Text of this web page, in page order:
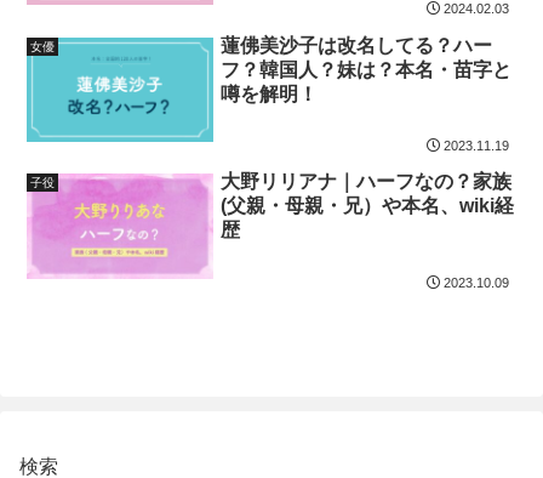
2024.02.03
女優
蓮佛美沙子は改名してる？ハー
フ？韓国人？妹は？本名・苗字と
噂を解明！
2023.11.19
子役
大野リリアナ｜ハーフなの？家族
(父親・母親・兄）や本名、wiki経
歴
2023.10.09
検索